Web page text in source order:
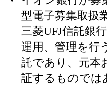
型電子募集取扱
三菱UFJ信託銀
運用、管理を行
託であり、元本
証するものでは